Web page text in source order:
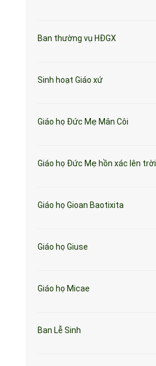
Ban thường vụ HĐGX
Sinh hoạt Giáo xứ
Giáo họ Đức Mẹ Mân Côi
Giáo họ Đức Mẹ hồn xác lên trời
Giáo họ Gioan Baotixita
Giáo họ Giuse
Giáo họ Micae
Ban Lễ Sinh